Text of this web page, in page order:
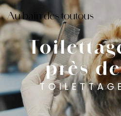
Au bain des toutous
près
Panneau de gestion des cookies